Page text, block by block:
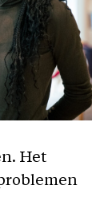
Het